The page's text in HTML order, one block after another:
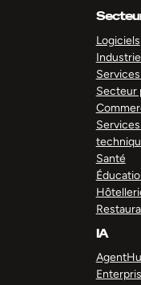
Logiciels
Secteur
Santé
IA